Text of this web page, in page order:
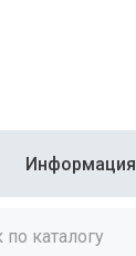
Информация